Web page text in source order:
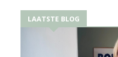
LAATSTE BLOG